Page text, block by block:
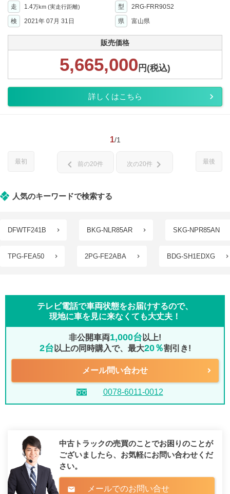
走 1.4万km (実走行距離) 型
2RG-FRR90S2
検
2021年 07月 31日 県 富山県
販売価格
5,665,000 円(税込)
詳しくはこちら
1/1
最初 最後
chevron_left 前の20件 次の20件 chevron_right
人気のキーワードで検索する
DFWTF241B BKG-NLR85AR SKG-NPR85AN
TPG-FEA50 2PG-FE2ABA BDG-SH1EDXG
テレビ電話で車両状態をお届けするので、
現地に車を見に来なくても大丈夫！
非公開車両1,000台 以上!
2台 以上の同時購入で、最大20％割引き!
メール問い合わせ
0078-6011-0012
中古トラックの売買のことでお困りのことが
ございましたら、 お気軽にお問い合わせくだ
さい。
mail メールでのお問い合せ